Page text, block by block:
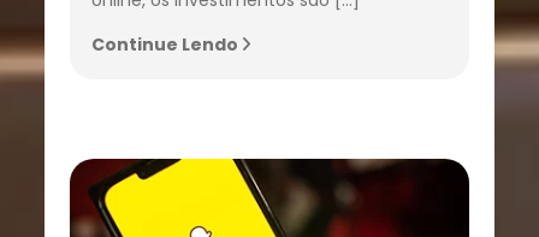
Continue Lendo